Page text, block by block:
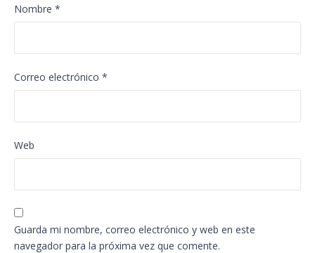
Nombre *
Correo electrónico *
Web
Guarda mi nombre, correo electrónico y web en este
navegador para la próxima vez que comente.